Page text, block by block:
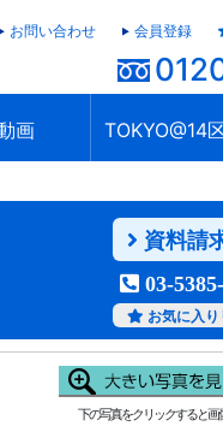
お問い合わせ 会員登録
画
び
ギャラリー
ケジュール
の声
TOKYO@14
TOKYO@14
ブランド 高
住まいのお
税・住宅ロ
不動産投資
防災！東京
地域情報「
資料請
03-
お気に入
下の写真をクリックすると画